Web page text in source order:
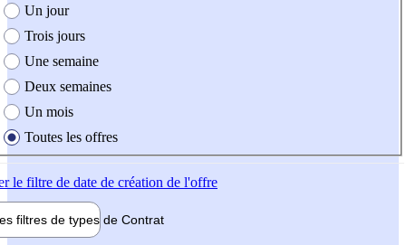
création de l'offre
Un jour
Trois jours
Une semaine
Deux semaines
Un mois
Toutes les offres
le filtre de date de création de l'offre
filtres de types de Contrat